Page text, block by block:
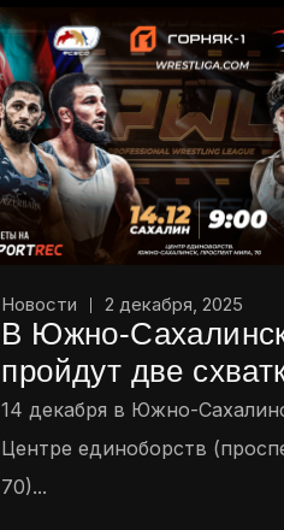
Новости 2 декабря, 2025
В Южно-
пройдут две
14 декабря в Южно-
Центре единоборств
70)...